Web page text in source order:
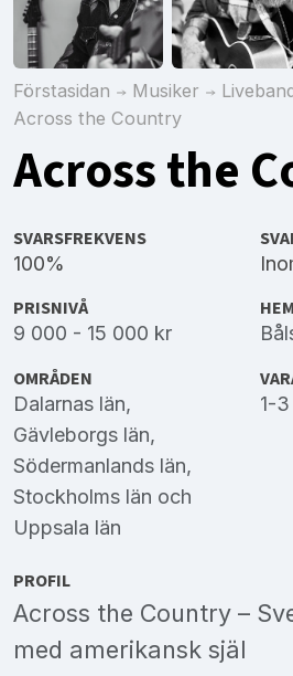
Förstasidan Musiker
Across the Country
Across the
SVARSFREKVENS
100%
PRISNIVÅ
9 000 - 15 000 kr
OMRÅDEN
Dalarnas län,
Gävleborgs län,
Södermanlands län,
Stockholms län och
Uppsala län
1-3
PROFIL
Across the Country –
med amerikansk själ